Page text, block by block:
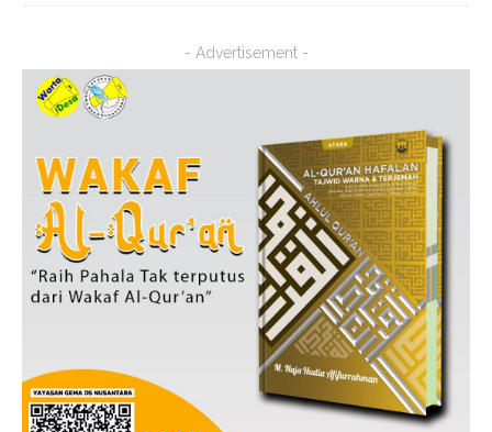
- Advertisement -